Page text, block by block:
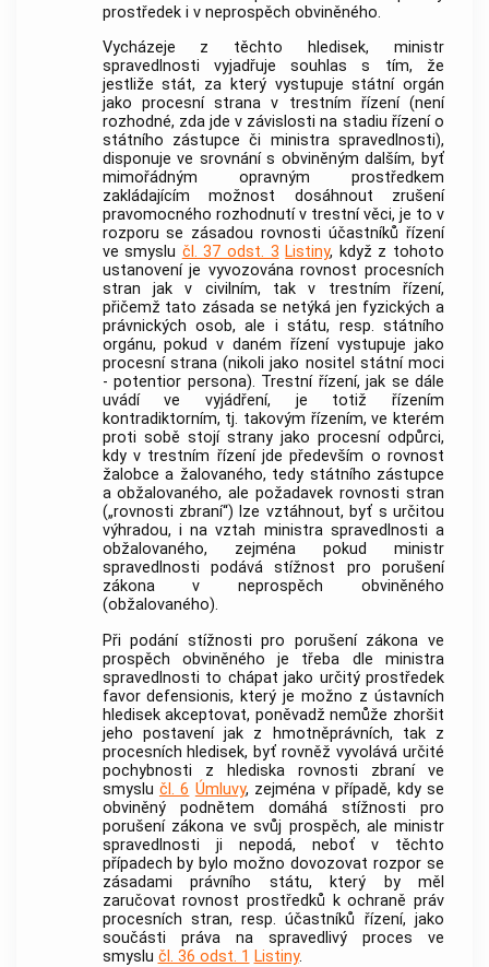
prostředek i v neprospěch obviněného.
Vycházeje z těchto hledisek, ministr
spravedlnosti vyjadřuje souhlas s tím, že
jestliže stát, za který vystupuje státní orgán
jako procesní strana v trestním řízení(není
rozhodné, zda jde v závislosti na stadiu řízení o
státního zástupce či ministra spravedlnosti),
disponuje ve srovnání s obviněným dalším, byť
mimořádným opravným prostředkem
zakládajícím možnost dosáhnout zrušení
pravomocného rozhodnutí v trestní věci, je to v
rozporu se zásadou rovnosti účastníků řízení
ve smyslu čl. 37 odst. 3 Listiny, když z tohoto
ustanovení je vyvozována rovnost procesních
stran jak v civilním, tak v trestním řízení,
přičemž tato zásada se netýká jen fyzických a
právnických osob, ale i státu, resp. státního
orgánu, pokud v daném řízení vystupuje jako
procesní strana (nikoli jako nositel státní moci
- potentior persona). Trestní řízení, jak se dále
uvádí ve vyjádření, je totiž řízením
kontradiktorním, tj. takovým řízením, ve kterém
proti sobě stojí strany jako procesní odpůrci,
kdy v trestním řízeníjde především o rovnost
žalobce a žalovaného, tedy státního zástupce
a obžalovaného, ale požadavek rovnosti stran
(„rovnosti zbraní“) lze vztáhnout, byť s určitou
výhradou, i na vztah ministra spravedlnosti a
obžalovaného, zejména pokud ministr
spravedlnosti podává stížnost pro porušení
zákona v neprospěch obviněného
(obžalovaného).
Při podání stížnosti pro porušení zákona ve
prospěch obviněného je třeba dle ministra
spravedlnosti to chápat jako určitý prostředek
favor defensionis, který je možno z ústavních
hledisek akceptovat, poněvadž nemůže zhoršit
jeho postavení jak z hmotněprávních, tak z
procesních hledisek, byť rovněž vyvolává určité
pochybnosti z hlediska rovnosti zbraní ve
smyslu čl. 6 Úmluvy, zejména v případě, kdy se
obviněný podnětem domáhá stížnosti pro
porušení zákona ve svůj prospěch, ale ministr
spravedlnosti ji nepodá, neboť v těchto
případech by bylo možno dovozovat rozpor se
zásadami právního státu, který by měl
zaručovat rovnost prostředků k ochraně práv
procesních stran, resp. účastníků řízení, jako
součásti práva na spravedlivý proces ve
smyslu čl. 36 odst. 1 Listiny.